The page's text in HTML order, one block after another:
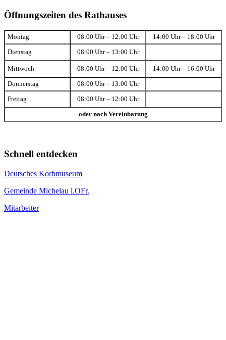
Öffnungszeiten des Rathauses
Montag 08:00 Uhr – 12:00 Uhr 14:00 Uhr – 18:00 Uhr
Dienstag 08:00 Uhr – 13:00 Uhr
Mittwoch 08:00 Uhr – 12:00 Uhr 14:00 Uhr – 16:00 Uhr
Donnerstag 08:00 Uhr – 13:00 Uhr
Freitag 08:00 Uhr – 12:00 Uhr
oder nach Vereinbarung
Schnell entdecken
Deutsches Korbmuseum
Gemeinde Michelau i.OFr.
Mitarbeiter